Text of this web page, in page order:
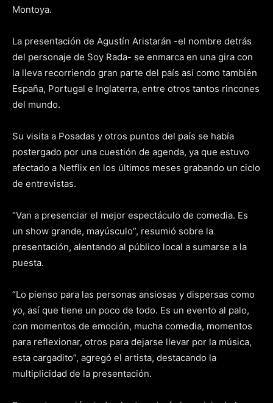
Montoya.
La presentación de Agustín Aristarán -el nombre detrás
del personaje de Soy Rada- se enmarca en una gira con
la lleva recorriendo gran parte del país así como también
España, Portugal e Inglaterra, entre otros tantos rincones
del mundo.
Su visita a Posadas y otros puntos del país se había
postergado por una cuestión de agenda, ya que estuvo
afectado a Netflix en los últimos meses grabando un ciclo
de entrevistas.
“Van a presenciar el mejor espectáculo de comedia. Es
un show grande, mayúsculo”, resumió sobre la
presentación, alentando al público local a sumarse a la
puesta.
“Lo pienso para las personas ansiosas y dispersas como
yo, así que tiene un poco de todo. Es un evento al palo,
con momentos de emoción, mucha comedia, momentos
para reflexionar, otros para dejarse llevar por la música,
esta cargadito”, agregó el artista, destacando la
multiplicidad de la presentación.